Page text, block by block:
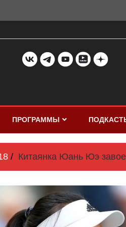
ПРОГРАММЫ
Китаянка Юань Юэ